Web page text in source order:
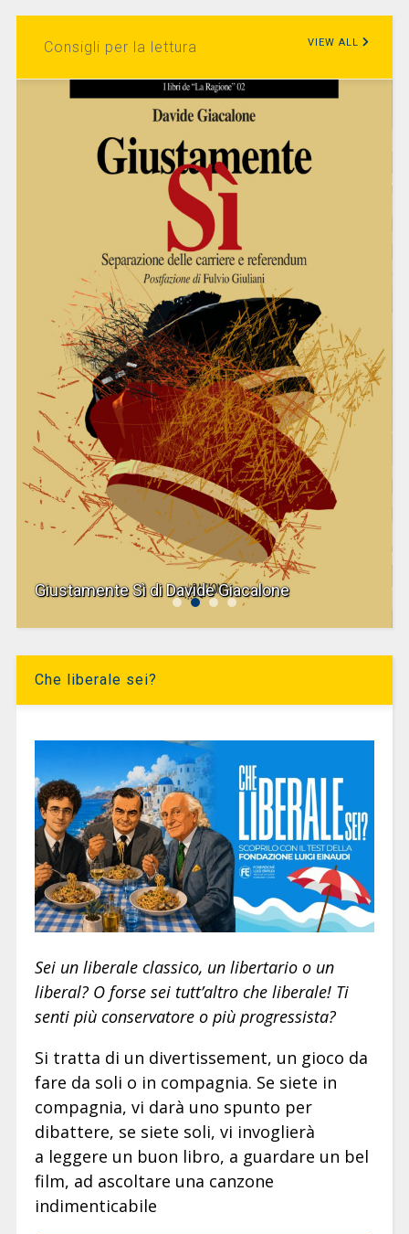
Consigli per la lettura VIEW ALL
Giustamente Sì di Davide Giacalone
Che liberale sei?
Sei un liberale classico, un libertario o un
liberal? O forse sei tutt’altro che liberale! Ti
senti più conservatore o più progressista?
Si tratta di un divertissement, un gioco da
fare da soli o in compagnia. Se siete in
compagnia, vi darà uno spunto per
dibattere, se siete soli, vi invoglierà
a leggere un buon libro, a guardare un bel
film, ad ascoltare una canzone
indimenticabile